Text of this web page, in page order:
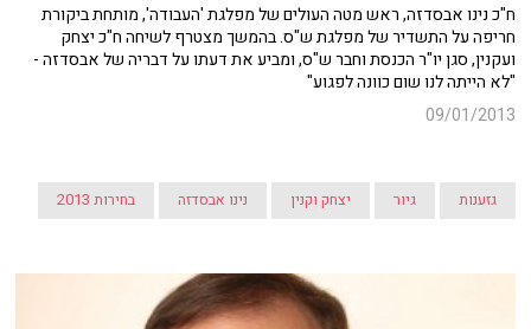
ח"כ נינו אבסדזה, ראש מטה העולים של מפלגת 'העבודה', מותחת ביקורת
חריפה על התשדיר של מפלגת ש"ס. בהמשך מצטרף לשיחה ח"כ יצחק
ועקנין, סגן יו"ר הכנסת וחבר ש"ס, ומביע את דעתו על דבריה של אבסדזה -
"לא הייתה לנו שום כוונה לפגוע"
09/01/2013
גזענות גיור יצחק וקנין נינו אבסדזה בחירות 2013